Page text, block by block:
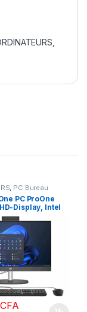
, PC Bureau
PC ProOne
Display, Intel
RAM, 512GB
24 pouces
CFA